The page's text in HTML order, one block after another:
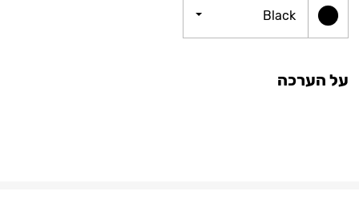
Black
על הערכה